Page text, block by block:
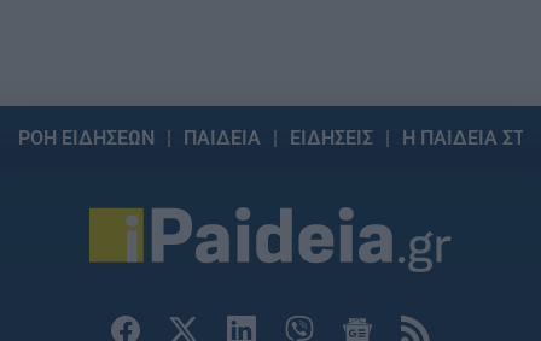
ΡΟΗ ΕΙΔΗΣΕΩΝ ΠΑΙΔΕΙΑ ΕΙΔΗΣΕΙΣ Η ΠΑΙΔΕΙΑ